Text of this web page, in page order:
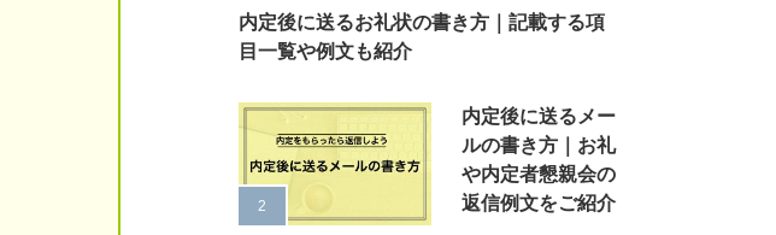
内定後に送るお礼状の書き方｜記載する項
目一覧や例文も紹介
内定後に送るメー
ルの書き方｜お礼
や内定者懇親会の
返信例文をご紹介